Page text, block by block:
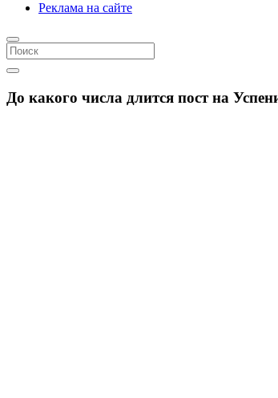
Реклама на сайте
До какого числа длится пост на